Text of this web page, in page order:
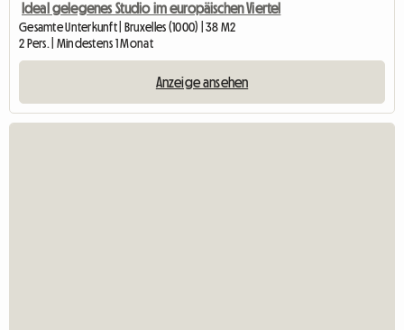
Ideal gelegenes Studio im europäischen Viertel
Gesamte Unterkunft | Bruxelles (1000) | 38 M2
2 Pers. | Mindestens 1 Monat
Anzeige ansehen